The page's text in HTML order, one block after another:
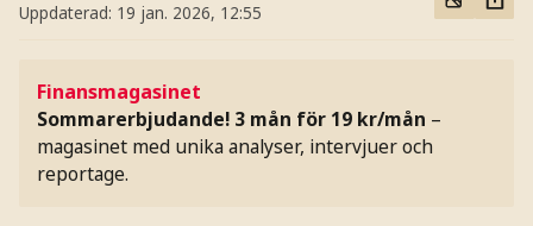
Uppdaterad: 19 jan. 2026, 12:55
Finansmagasinet
Sommarerbjudande! 3 mån för 19 kr/mån –
magasinet med unika analyser, intervjuer och
reportage.